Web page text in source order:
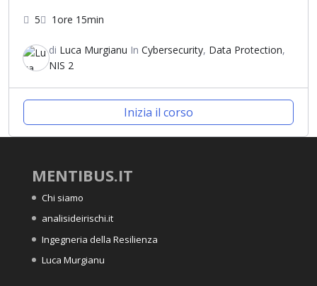
5 1ore 15min
di Luca Murgianu In Cybersecurity, Data Protection,
NIS 2
Inizia il corso
MENTIBUS.IT
Chi siamo
analisideirischi.it
Ingegneria della Resilienza
Luca Murgianu